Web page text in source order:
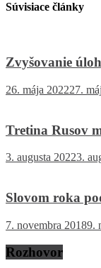
Súvisiace články
Zvyšovanie
26. mája 202227.
Tretina Rusov
3. augusta 20223.
Slovom roka
7. novembra 20189.
Rozhovor